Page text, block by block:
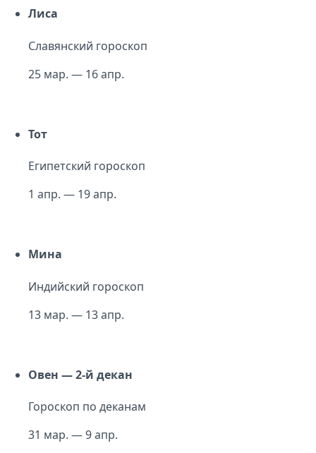
Лиса
Славянский гороскоп
25 мар. — 16 апр.
Тот
Египетский гороскоп
1 апр. — 19 апр.
Мина
Индийский гороскоп
13 мар. — 13 апр.
Овен — 2-й декан
Гороскоп по деканам
31 мар. — 9 апр.